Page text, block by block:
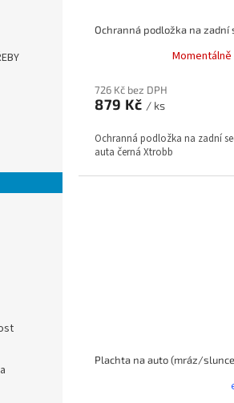
726 Kč bez DPH
879 Kč / ks
Ochranná podložka na zadní
auta černá Xtrobb